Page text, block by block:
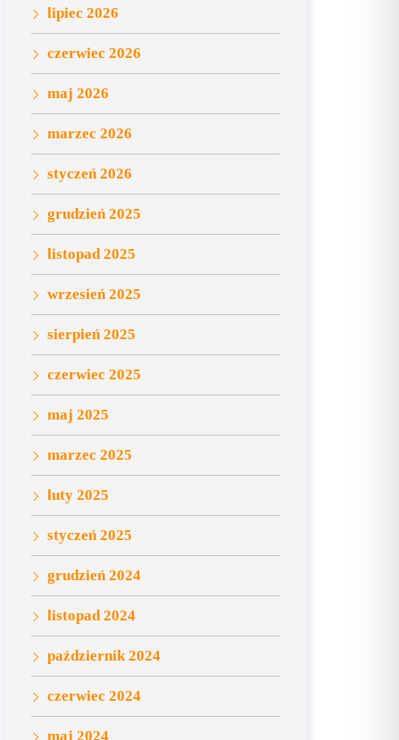
lipiec 2026
czerwiec 2026
maj 2026
marzec 2026
styczeń 2026
grudzień 2025
listopad 2025
wrzesień 2025
sierpień 2025
czerwiec 2025
maj 2025
marzec 2025
luty 2025
styczeń 2025
grudzień 2024
listopad 2024
październik 2024
czerwiec 2024
maj 2024